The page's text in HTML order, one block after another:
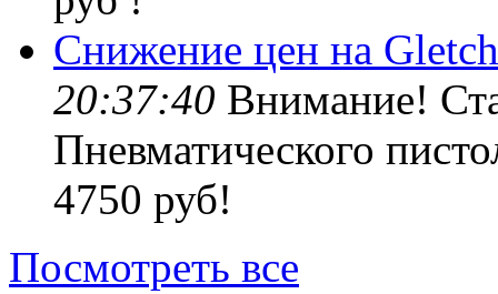
Снижение цен на
20:37:40 Внимание!
Пневматического
4750 руб!
Посмотреть все